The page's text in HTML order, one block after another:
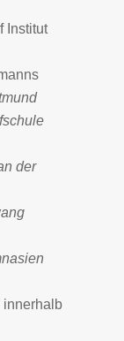
Institut
der
innerhalb